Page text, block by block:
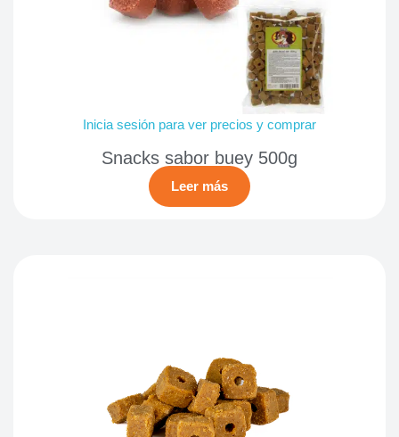
Inicia sesión para ver precios y comprar
Snacks sabor buey 500g
Leer más